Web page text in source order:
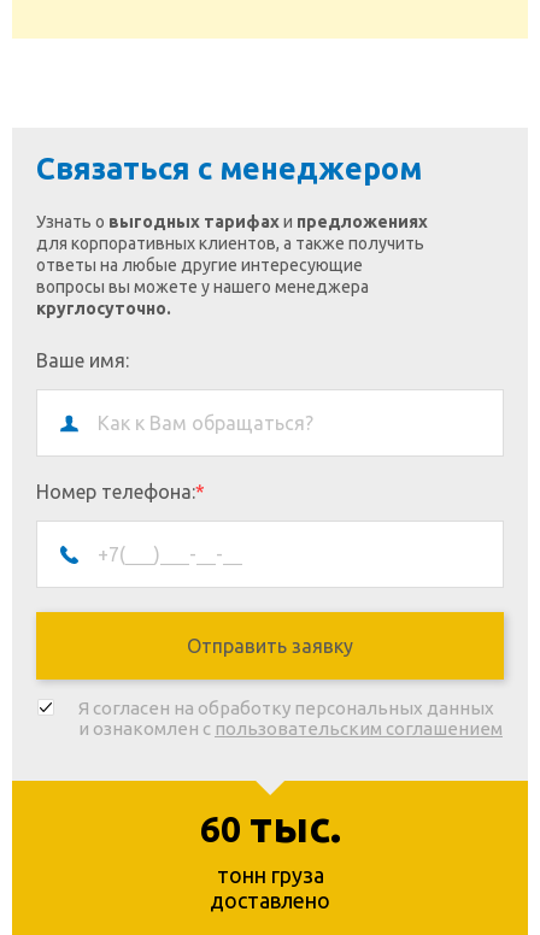
Связаться с менеджером
Узнать о выгодных тарифахи предложениях
для корпоративных клиентов, а также получить
ответы на любые другие интересующие
вопросы вы можете у нашего менеджера
круглосуточно.
Ваше имя:
Номер телефона:*
Я согласен на обработку персональных данных
и ознакомлен с пользовательским соглашением
60 тыс.
тонн груза
доставлено